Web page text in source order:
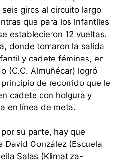
giros al circuito largo
que para los infantiles
establecieron 12 vueltas.
donde tomaron la salida
y cadete féminas, en
(C.C. Almuñécar) logró
de recorrido que le
cadete con holgura y
en línea de meta.
su parte, hay que
González (Escuela
Salas (Klimatiza-